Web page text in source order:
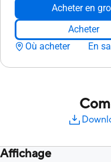
Acheter en
Acheter
Où acheter
En
Affichage